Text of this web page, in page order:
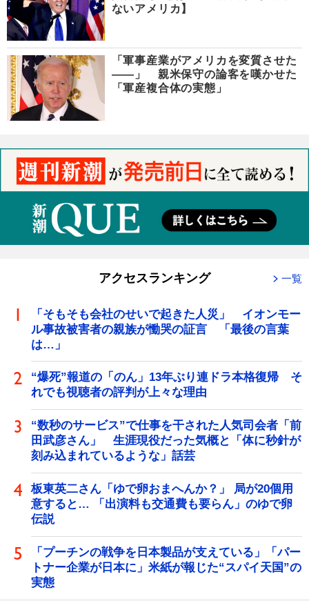
ないアメリカ】
「軍事産業がアメリカを変質させた
――」 親米保守の論客を嘆かせた
「軍産複合体の実態」
アクセスランキング 一覧
「そもそも会社のせいで起きた人災」 イオンモー
ル事故被害者の親族が慟哭の証言 「最後の言葉
は…」
“爆死”報道の「のん」13年ぶり連ドラ本格復帰 そ
れでも視聴者の評判が上々な理由
“数秒のサービス”で仕事を干された人気司会者「前
田武彦さん」 生涯現役だった気概と「体に秒針が
刻み込まれているような」話芸
板東英二さん「ゆで卵おまへんか？」 局が20個用
意すると… 「出演料も交通費も要らん」のゆで卵
伝説
「プーチンの戦争を日本製品が支えている」「パー
トナー企業が日本に」米紙が報じた“スパイ天国”の
実態